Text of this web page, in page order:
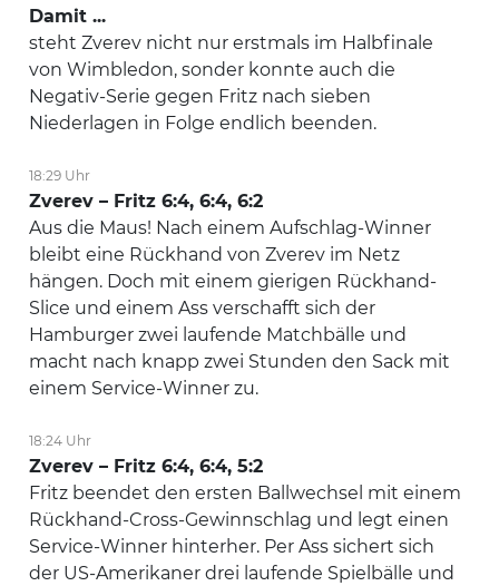
Damit ...
steht Zverev nicht nur erstmals im Halbfinale
von Wimbledon, sonder konnte auch die
Negativ-Serie gegen Fritz nach sieben
Niederlagen in Folge endlich beenden.
18:29 Uhr
Zverev – Fritz 6:4, 6:4, 6:2
Aus die Maus! Nach einem Aufschlag-Winner
bleibt eine Rückhand von Zverev im Netz
hängen. Doch mit einem gierigen Rückhand-
Slice und einem Ass verschafft sich der
Hamburger zwei laufende Matchbälle und
macht nach knapp zwei Stunden den Sack mit
einem Service-Winner zu.
18:24 Uhr
Zverev – Fritz 6:4, 6:4, 5:2
Fritz beendet den ersten Ballwechsel mit einem
Rückhand-Cross-Gewinnschlag und legt einen
Service-Winner hinterher. Per Ass sichert sich
der US-Amerikaner drei laufende Spielbälle und